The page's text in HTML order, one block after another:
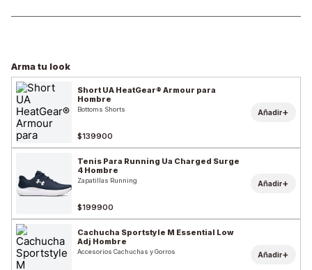
Arma tu look
Short UA HeatGear® Armour para
Hombre
Bottoms Shorts
$139900
Añadir+
Tenis Para Running Ua Charged Surge
4 Hombre
Zapatillas Running
$199900
Añadir+
Cachucha Sportstyle M Essential Low
Adj Hombre
Accesorios Cachuchas y Gorros Añadir+